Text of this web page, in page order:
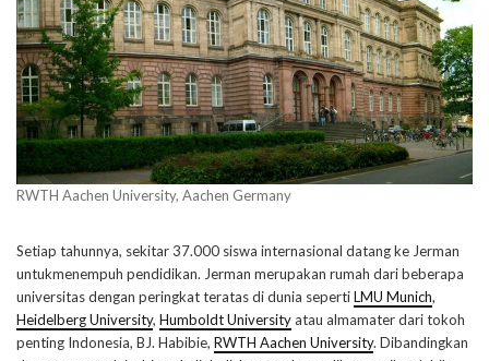
RWTH Aachen University, Aachen Germany
Setiap tahunnya, sekitar 37.000 siswa internasional datang ke Jerman
untukmenempuh pendidikan. Jerman merupakan rumah dari beberapa
universitas dengan peringkat teratas di dunia sepertiLMU Munich,
Heidelberg University, Humboldt Universityatau almamater dari tokoh
penting Indonesia, BJ. Habibie, RWTH Aachen University. Dibandingkan